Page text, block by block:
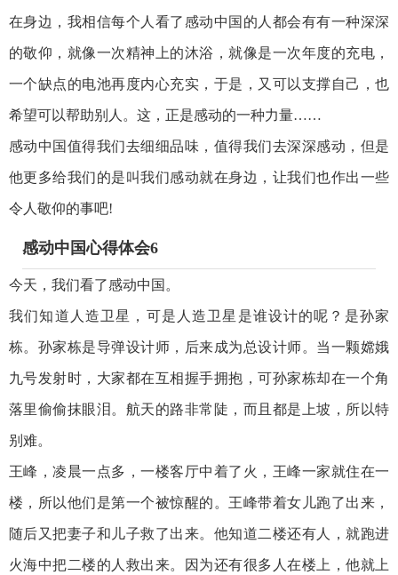
在身边，我相信每个人看了感动中国的人都会有有一种深深
的敬仰，就像一次精神上的沐浴，就像是一次年度的充电，
一个缺点的电池再度内心充实，于是，又可以支撑自己，也
希望可以帮助别人。这，正是感动的一种力量……
感动中国值得我们去细细品味，值得我们去深深感动，但是
他更多给我们的是叫我们感动就在身边，让我们也作出一些
令人敬仰的事吧!
感动中国心得体会6
今天，我们看了感动中国。
我们知道人造卫星，可是人造卫星是谁设计的呢？是孙家
栋。孙家栋是导弹设计师，后来成为总设计师。当一颗嫦娥
九号发射时，大家都在互相握手拥抱，可孙家栋却在一个角
落里偷偷抹眼泪。航天的路非常陡，而且都是上坡，所以特
别难。
王峰，凌晨一点多，一楼客厅中着了火，王峰一家就住在一
楼，所以他们是第一个被惊醒的。王峰带着女儿跑了出来，
随后又把妻子和儿子救了出来。他知道二楼还有人，就跑进
火海中把二楼的人救出来。因为还有很多人在楼上，他就上